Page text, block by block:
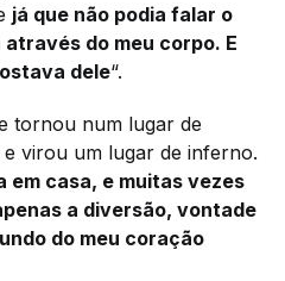
já que não podia falar o
do meu corpo. E
dele“.
tornou num lugar de
virou um lugar de inferno.
em casa, e muitas vezes
a diversão, vontade
do meu coração